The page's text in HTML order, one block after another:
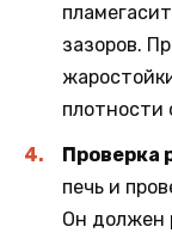
зазоров.
плотности
Проверка
печь и
Он должен